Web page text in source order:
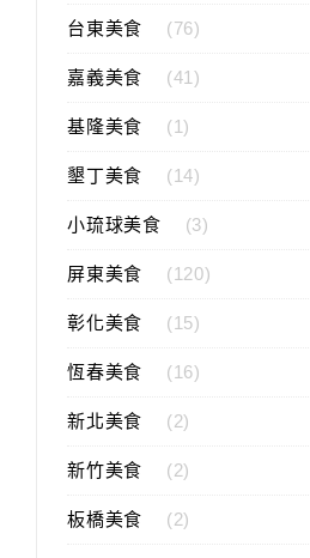
台東美食 (76)
嘉義美食 (41)
基隆美食 (1)
墾丁美食 (14)
小琉球美食 (3)
屏東美食 (120)
彰化美食 (15)
恆春美食 (16)
新北美食 (2)
新竹美食 (2)
板橋美食 (2)